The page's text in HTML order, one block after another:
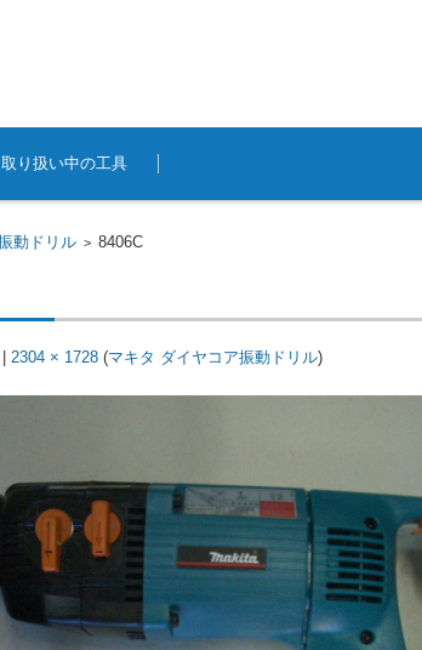
り扱い中の工具
動ドリル >8406C
|2304 × 1728 (マキタ ダイヤコア振動ドリル)